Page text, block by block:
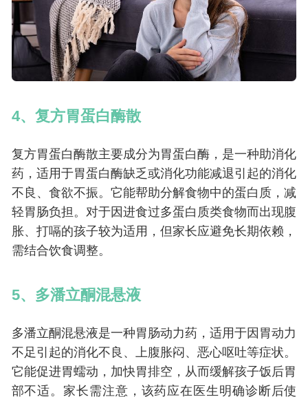
4、复方胃蛋白酶散
复方胃蛋白酶散主要成分为胃蛋白酶，是一种助消化
药，适用于胃蛋白酶缺乏或消化功能减退引起的消化
不良、食欲不振。它能帮助分解食物中的蛋白质，减
轻胃肠负担。对于因进食过多蛋白质类食物而出现腹
胀、打嗝的孩子较为适用，但家长应避免长期依赖，
需结合饮食调整。
5、多潘立酮混悬液
多潘立酮混悬液是一种胃肠动力药，适用于因胃动力
不足引起的消化不良、上腹胀闷、恶心呕吐等症状。
它能促进胃蠕动，加快胃排空，从而缓解孩子饭后胃
部不适。家长需注意，该药应在医生明确诊断后使